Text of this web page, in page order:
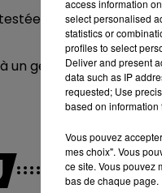
5h00 - 6h00
OF DE LA FAMILLE
FM
positive à
un genou, elle a été
access information
select personalised
statistics or
profiles to select
Deliver and present
data such as IP
requested; Use
based on information
Vous pouvez
mes choix". Vous
ce site. Vous pouvez
bas de chaque page.